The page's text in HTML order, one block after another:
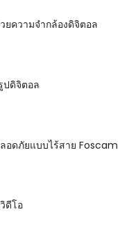
ความจำกล้องดิจิตอล
ปดิจิตอล
อดภัยแบบไร้สาย Foscam
ดีโอ